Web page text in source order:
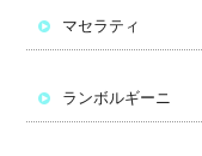
マセラティ
ランボルギーニ